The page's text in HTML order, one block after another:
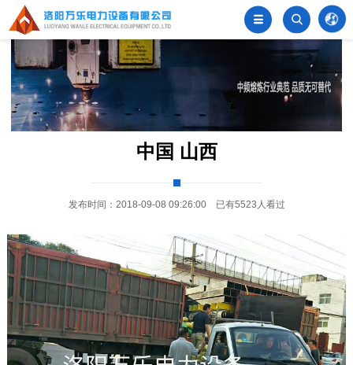
󦂺


中国 山西
发布时间：2018-09-08 09:26:00 已有5523人看过